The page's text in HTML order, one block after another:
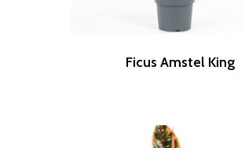
Ficus Amstel King